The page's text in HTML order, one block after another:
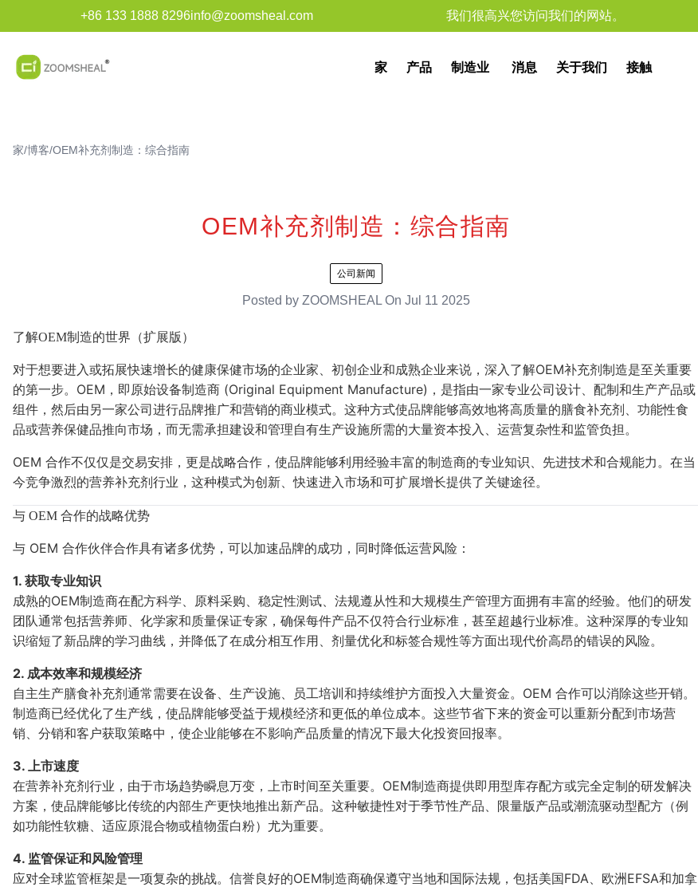
+86 133 1888 8296info@zoomsheal.com 我们很高兴您访问我们的网站。
家 产品 制造业 消息 关于我们 接触
家/博客/OEM补充剂制造：综合指南
OEM补充剂制造：综合指南
公司新闻
Posted by ZOOMSHEAL On Jul 11 2025
了解OEM制造的世界（扩展版）
对于想要进入或拓展快速增长的健康保健市场的企业家、初创企业和成熟企业来说，深入了解OEM补充剂制造是至关重要
的第一步。OEM，即原始设备制造商 (Original Equipment Manufacture)，是指由一家专业公司设计、配制和生产产品或
组件，然后由另一家公司进行品牌推广和营销的商业模式。这种方式使品牌能够高效地将高质量的膳食补充剂、功能性食
品或营养保健品推向市场，而无需承担建设和管理自有生产设施所需的大量资本投入、运营复杂性和监管负担。
OEM 合作不仅仅是交易安排，更是战略合作，使品牌能够利用经验丰富的制造商的专业知识、先进技术和合规能力。在当
今竞争激烈的营养补充剂行业，这种模式为创新、快速进入市场和可扩展增长提供了关键途径。
与 OEM 合作的战略优势
与 OEM 合作伙伴合作具有诸多优势，可以加速品牌的成功，同时降低运营风险：
1. 获取专业知识
成熟的OEM制造商在配方科学、原料采购、稳定性测试、法规遵从性和大规模生产管理方面拥有丰富的经验。他们的研发
团队通常包括营养师、化学家和质量保证专家，确保每件产品不仅符合行业标准，甚至超越行业标准。这种深厚的专业知
识缩短了新品牌的学习曲线，并降低了在成分相互作用、剂量优化和标签合规性等方面出现代价高昂的错误的风险。
2. 成本效率和规模经济
自主生产膳食补充剂通常需要在设备、生产设施、员工培训和持续维护方面投入大量资金。OEM 合作可以消除这些开销。
制造商已经优化了生产线，使品牌能够受益于规模经济和更低的单位成本。这些节省下来的资金可以重新分配到市场营
销、分销和客户获取策略中，使企业能够在不影响产品质量的情况下最大化投资回报率。
3. 上市速度
在营养补充剂行业，由于市场趋势瞬息万变，上市时间至关重要。OEM制造商提供即用型库存配方或完全定制的研发解决
方案，使品牌能够比传统的内部生产更快地推出新产品。这种敏捷性对于季节性产品、限量版产品或潮流驱动型配方（例
如功能性软糖、适应原混合物或植物蛋白粉）尤为重要。
4. 监管保证和风险管理
应对全球监管框架是一项复杂的挑战。信誉良好的OEM制造商确保遵守当地和国际法规，包括美国FDA、欧洲EFSA和加拿